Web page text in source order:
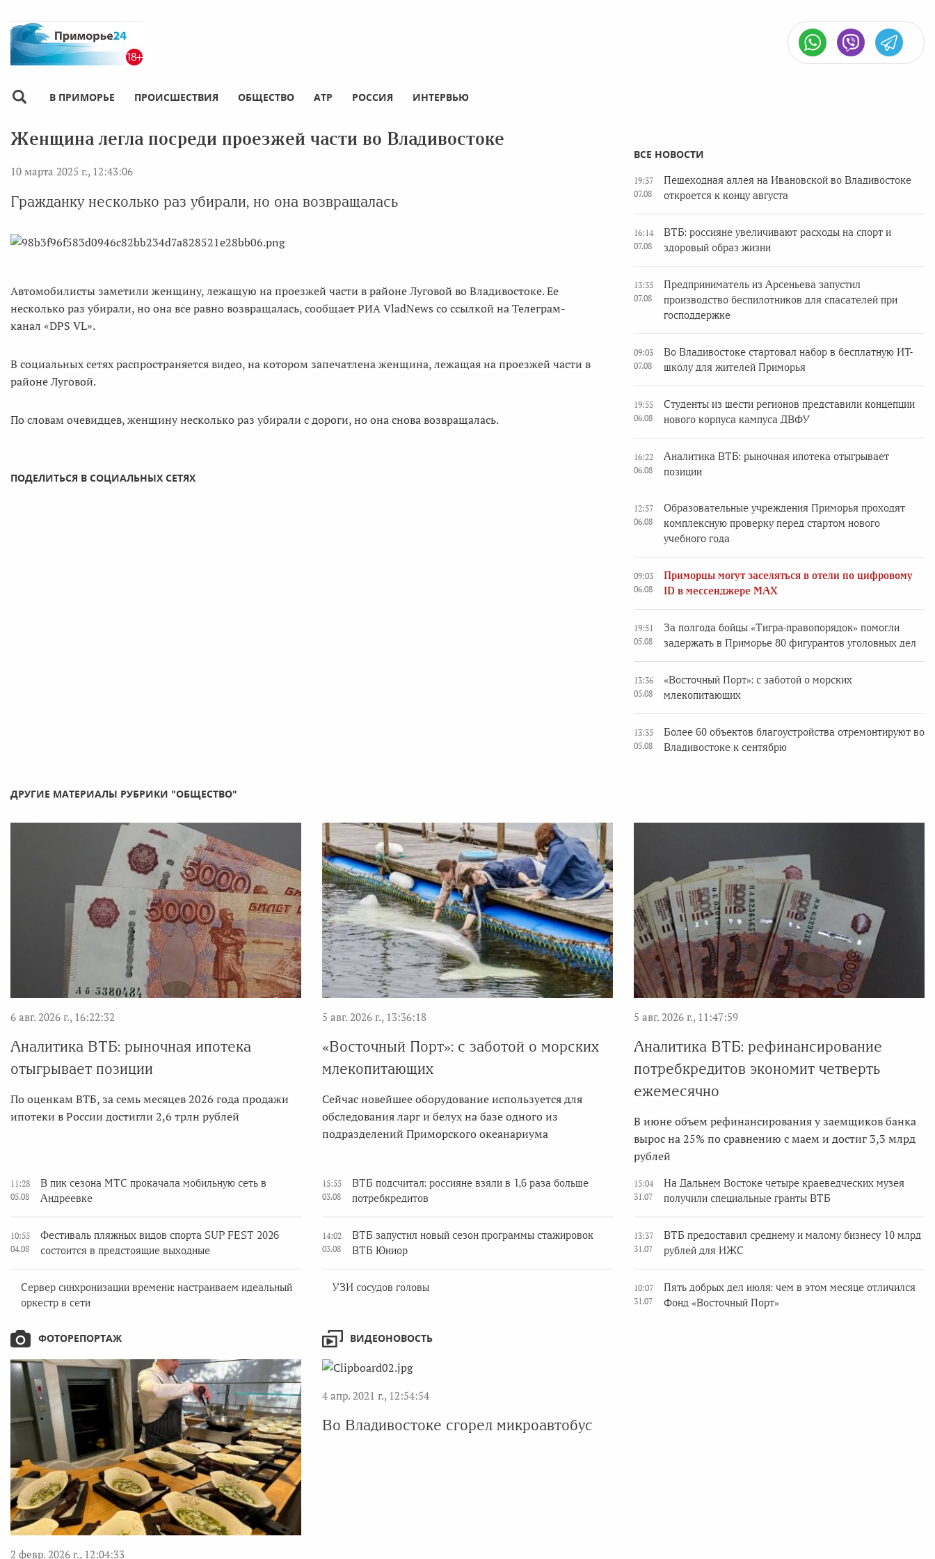
В ПРИМОРЬЕ ПРОИСШЕСТВИЯ ОБЩЕСТВО АТР РОССИЯ ИНТЕРВЬЮ
Женщина легла посреди проезжей части во Владивостоке
10 марта 2025 г., 12:43:06
Гражданку несколько раз убирали, но она возвращалась
Автомобилисты заметили женщину, лежащую на проезжей части в районе Луговой во Владивостоке. Ее
несколько раз убирали, но она все равно возвращалась, сообщает РИА VladNews со ссылкой на Телеграм-
канал «DPS VL».
В социальных сетях распространяется видео, на котором запечатлена женщина, лежащая на проезжей части в
районе Луговой.
По словам очевидцев, женщину несколько раз убирали с дороги, но она снова возвращалась.
ПОДЕЛИТЬСЯ В СОЦИАЛЬНЫХ СЕТЯХ
ВСЕ НОВОСТИ
19:37
07.08
Пешеходная аллея на Ивановской во Владивостоке
откроется к концу августа
16:14
07.08
ВТБ: россияне увеличивают расходы на спорт и
здоровый образ жизни
13:35
07.08
Предприниматель из Арсеньева запустил
производство беспилотников для спасателей при
господдержке
09:03
07.08
Во Владивостоке стартовал набор в бесплатную ИТ-
школу для жителей Приморья
19:55
06.08
Студенты из шести регионов представили концепции
нового корпуса кампуса ДВФУ
16:22
06.08
Аналитика ВТБ: рыночная ипотека отыгрывает
позиции
12:57
06.08
Образовательные учреждения Приморья проходят
комплексную проверку перед стартом нового
учебного года
09:03
06.08
Приморцы могут заселяться в отели по цифровому
ID в мессенджере MAX
19:51
05.08
За полгода бойцы «Тигра-правопорядок» помогли
задержать в Приморье 80 фигурантов уголовных дел
13:36
05.08
«Восточный Порт»: с заботой о морских
млекопитающих
13:35
05.08
Более 60 объектов благоустройства отремонтируют во
Владивостоке к сентябрю
ДРУГИЕ МАТЕРИАЛЫ РУБРИКИ "ОБЩЕСТВО"
6 авг. 2026 г., 16:22:32
Аналитика ВТБ: рыночная ипотека
отыгрывает позиции
По оценкам ВТБ, за семь месяцев 2026 года продажи
ипотеки в России достигли 2,6 трлн рублей
5 авг. 2026 г., 13:36:18
«Восточный Порт»: с заботой о морских
млекопитающих
Сейчас новейшее оборудование используется для
обследования ларг и белух на базе одного из
подразделений Приморского океанариума
5 авг. 2026 г., 11:47:59
Аналитика ВТБ: рефинансирование
потребкредитов экономит четверть
ежемесячно
В июне объем рефинансирования у заемщиков банка
вырос на 25% по сравнению с маем и достиг 3,3 млрд
рублей
11:28
05.08
В пик сезона МТС прокачала мобильную сеть в
Андреевке
10:55
04.08
Фестиваль пляжных видов спорта SUP FEST 2026
состоится в предстоящие выходные
Сервер синхронизации времени: настраиваем идеальный
оркестр в сети
15:55
03.08
ВТБ подсчитал: россияне взяли в 1,6 раза больше
потребкредитов
14:02
03.08
ВТБ запустил новый сезон программы стажировок
ВТБ Юниор
УЗИ сосудов головы
15:04
31.07
На Дальнем Востоке четыре краеведческих музея
получили специальные гранты ВТБ
13:37
31.07
ВТБ предоставил среднему и малому бизнесу 10 млрд
рублей для ИЖС
10:07
31.07
Пять добрых дел июля: чем в этом месяце отличился
Фонд «Восточный Порт»
ФОТОРЕПОРТАЖ
2 февр. 2026 г., 12:04:33
ВИДЕОНОВОСТЬ
4 апр. 2021 г., 12:54:54
Во Владивостоке сгорел микроавтобус